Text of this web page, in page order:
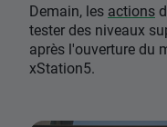
Demain, les actions
tester des niveaux
après l'ouverture du
xStation5.